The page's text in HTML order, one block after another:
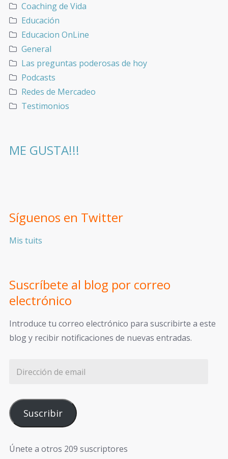
Coaching de Vida
Educación
Educacion OnLine
General
Las preguntas poderosas de hoy
Podcasts
Redes de Mercadeo
Testimonios
ME GUSTA!!!
Síguenos en Twitter
Mis tuits
Suscríbete al blog por correo
electrónico
Introduce tu correo electrónico para suscribirte a este
blog y recibir notificaciones de nuevas entradas.
Suscribir
Únete a otros 209 suscriptores